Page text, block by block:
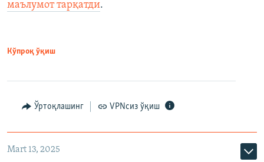
маълумот тарқатди.
Кўпроқ ўқиш
Ўртоқлашинг VPNсиз ўқиш
Mart 13, 2025